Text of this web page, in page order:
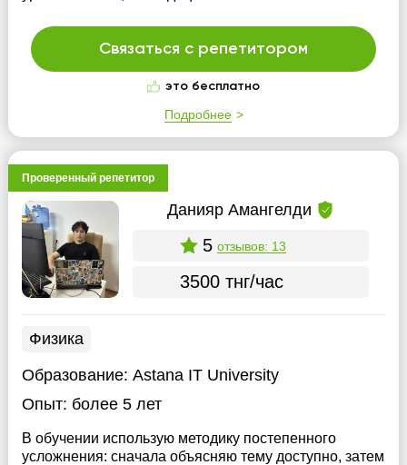
Связаться с репетитором
это бесплатно
Подробнее
Проверенный репетитор
Данияр Амангелди
5 отзывов: 13
3500 тнг/час
Физика
Образование: Astana IT University
Опыт: более 5 лет
В обучении использую методику постепенного
усложнения: сначала объясняю тему доступно, затем